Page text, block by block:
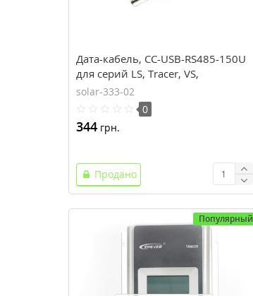
Дата-кабель, CC-USB-RS485-150U
для серий LS, Tracer, VS,
EPsolar(EPEVER)
solar-333-02
0
344 грн.
Продано
Популярный